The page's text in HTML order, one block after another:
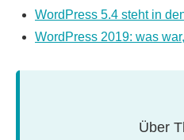
WordPress 5.4 steht in
WordPress 2019: was
Über